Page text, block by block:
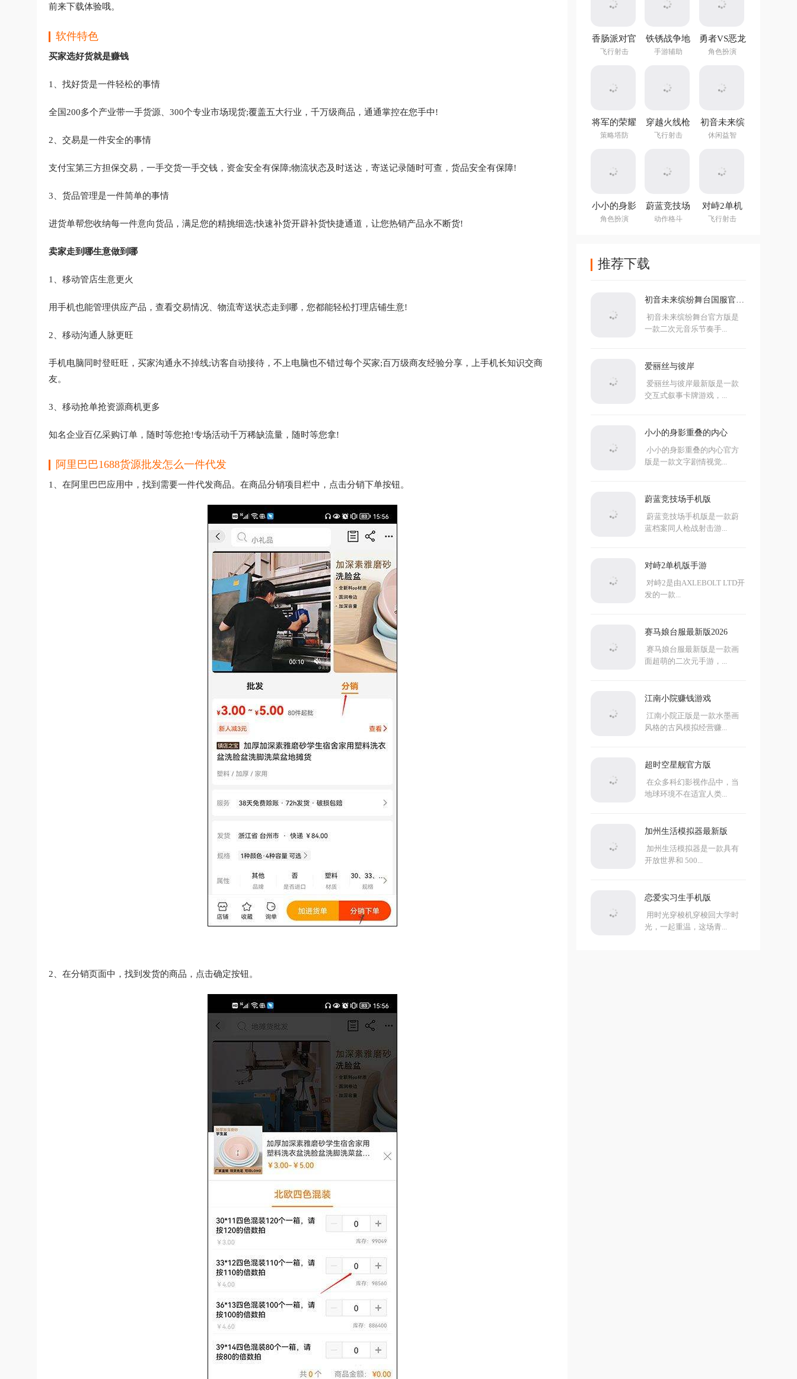
前来下载体验哦。
软件特色
买家选好货就是赚钱
1、找好货是一件轻松的事情
全国200多个产业带一手货源、300个专业市场现货;覆盖五大行业，千万级商品，通通掌控在您手中!
2、交易是一件安全的事情
支付宝第三方担保交易，一手交货一手交钱，资金安全有保障;物流状态及时送达，寄送记录随时可查，货品安全有保障!
3、货品管理是一件简单的事情
进货单帮您收纳每一件意向货品，满足您的精挑细选;快速补货开辟补货快捷通道，让您热销产品永不断货!
卖家走到哪生意做到哪
1、移动管店生意更火
用手机也能管理供应产品，查看交易情况、物流寄送状态走到哪，您都能轻松打理店铺生意!
2、移动沟通人脉更旺
手机电脑同时登旺旺，买家沟通永不掉线;访客自动接待，不上电脑也不错过每个买家;百万级商友经验分享，上手机长知识交商
友。
3、移动抢单抢资源商机更多
知名企业百亿采购订单，随时等您抢!专场活动千万稀缺流量，随时等您拿!
阿里巴巴1688货源批发怎么一件代发
1、在阿里巴巴应用中，找到需要一件代发商品。在商品分销项目栏中，点击分销下单按钮。
2、在分销页面中，找到发货的商品，点击确定按钮。
香肠派对官
方正版
飞行射击
铁锈战争地
图编辑器中
手游辅助
勇者VS恶龙
手游
角色扮演
将军的荣耀
3官方正版
策略塔防
穿越火线枪
战王者体验
飞行射击
初音未来缤
纷舞台国服
休闲益智
小小的身影
重叠的内心
角色扮演
蔚蓝竞技场
手机版
动作格斗
对峙2单机
版手游
飞行射击
推荐下载
初音未来缤纷舞台国服官方
初音未来缤纷舞台官方版是
一款二次元音乐节奏手...
爱丽丝与彼岸
爱丽丝与彼岸最新版是一款
交互式叙事卡牌游戏，...
小小的身影重叠的内心
小小的身影重叠的内心官方
版是一款文字剧情视觉...
蔚蓝竞技场手机版
蔚蓝竞技场手机版是一款蔚
蓝档案同人枪战射击游...
对峙2单机版手游
对峙2是由AXLEBOLT LTD开
发的一款...
赛马娘台服最新版2026
赛马娘台服最新版是一款画
面超萌的二次元手游，...
江南小院赚钱游戏
江南小院正版是一款水墨画
风格的古风模拟经营赚...
超时空星舰官方版
在众多科幻影视作品中，当
地球环境不在适宜人类...
加州生活模拟器最新版
加州生活模拟器是一款具有
开放世界和 500...
恋爱实习生手机版
用时光穿梭机穿梭回大学时
光，一起重温，这场青...